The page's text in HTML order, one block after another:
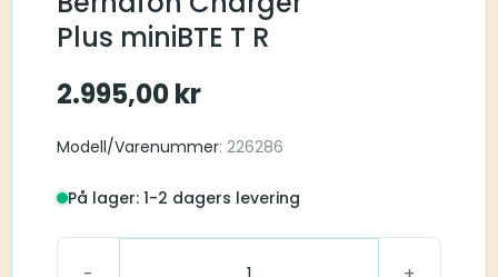
Plus miniBTE T R
2.995,00kr
Modell/Varenummer: 226286
På lager: 1-2 dagers levering
Bernafon Charger Plus miniBTE T R antall